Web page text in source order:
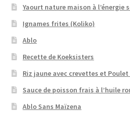
Yaourt nature maison à l’énergie
Ignames frites (Koliko)
Ablo
Recette de Koeksisters
Riz jaune avec crevettes et
Sauce de poisson frais à l’huile
Ablo Sans Maïzena